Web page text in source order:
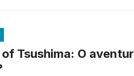
Tsushima: O